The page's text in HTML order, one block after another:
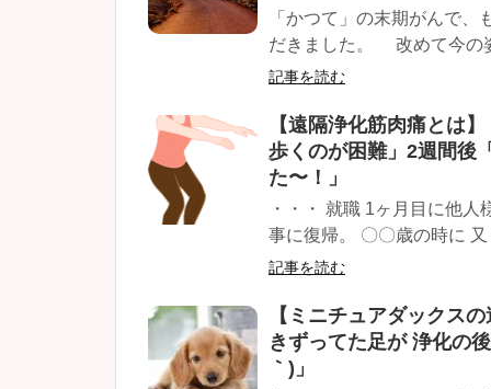
「かつて」の末期がんで
だきました。 改めて今の
記事を読む
【遠隔浄化筋肉痛とは
歩くのが困難」2週間後
た〜！」
・・・ 就職 1ヶ月目に他
事に復帰。 〇〇歳の時に 又
記事を読む
【ミニチュアダックス
きずってた足が 浄化の
｀)」